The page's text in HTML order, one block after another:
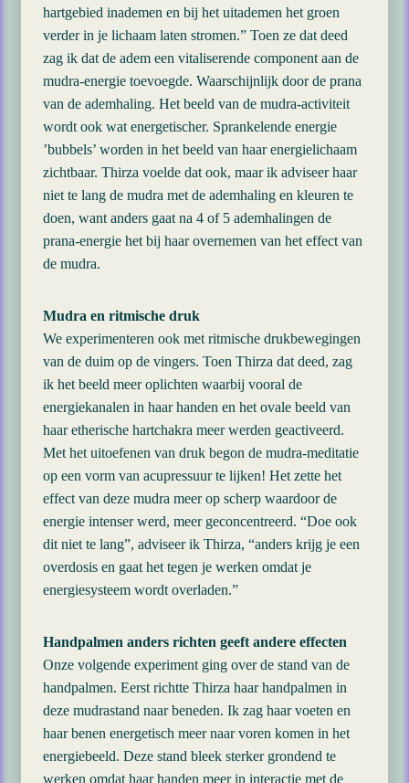
hartgebied inademen en bij het uitademen het groen
verder in je lichaam laten stromen.” Toen ze dat deed
zag ik dat de adem een vitaliserende component aan de
mudra-energie toevoegde. Waarschijnlijk door de prana
van de ademhaling. Het beeld van de mudra-activiteit
wordt ook wat energetischer. Sprankelende energie
’bubbels’ worden in het beeld van haar energielichaam
zichtbaar. Thirza voelde dat ook, maar ik adviseer haar
niet te lang de mudra met de ademhaling en kleuren te
doen, want anders gaat na 4 of 5 ademhalingen de
prana-energie het bij haar overnemen van het effect van
de mudra.
Mudra en ritmische druk
We experimenteren ook met ritmische drukbewegingen
van de duim op de vingers. Toen Thirza dat deed, zag
ik het beeld meer oplichten waarbij vooral de
energiekanalen in haar handen en het ovale beeld van
haar etherische hartchakra meer werden geactiveerd.
Met het uitoefenen van druk begon de mudra-meditatie
op een vorm van acupressuur te lijken! Het zette het
effect van deze mudra meer op scherp waardoor de
energie intenser werd, meer geconcentreerd. “Doe ook
dit niet te lang”, adviseer ik Thirza, “anders krijg je een
overdosis en gaat het tegen je werken omdat je
energiesysteem wordt overladen.”
Handpalmen anders richten geeft andere effecten
Onze volgende experiment ging over de stand van de
handpalmen. Eerst richtte Thirza haar handpalmen in
deze mudrastand naar beneden. Ik zag haar voeten en
haar benen energetisch meer naar voren komen in het
energiebeeld. Deze stand bleek sterker grondend te
werken omdat haar handen meer in interactie met de